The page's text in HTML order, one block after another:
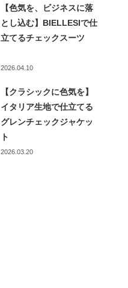
【色気を、ビジネスに落
とし込む】BIELLESIで仕
立てるチェックスーツ
2026.04.10
【クラシックに色気を】
イタリア生地で仕立てる
グレンチェックジャケッ
ト
2026.03.20